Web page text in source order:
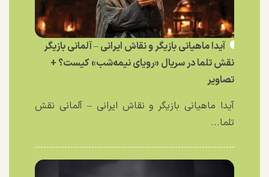
آیدا ماهیانی بازیگر و نقاش ایرانی – آلمانی بازیگر
نقش تلما در سریال «رویای نیمه‌شب» کیست؟ +
تصاویر
آیدا ماهیانی بازیگر و نقاش ایرانی – آلمانی نقش
تلما...